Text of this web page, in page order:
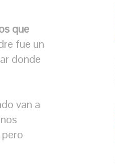
que
fue un
donde
van a